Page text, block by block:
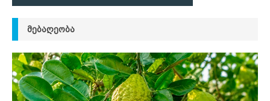
ᲛᲔᲑᲐᲦᲔᲝᲑᲐ